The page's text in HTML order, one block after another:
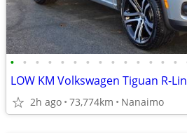
• • • • • • • • • • • • • •
LOW KM Volkswagen Tiguan R-
2h ago 73,774km Nanaimo